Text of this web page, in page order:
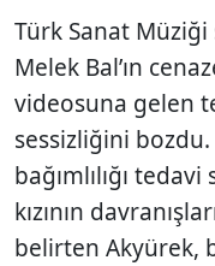
Türk Sanat Müziği
Melek Bal’ın
videosuna gelen
sessizliğini
bağımlılığı
kızının
belirten Akyürek,